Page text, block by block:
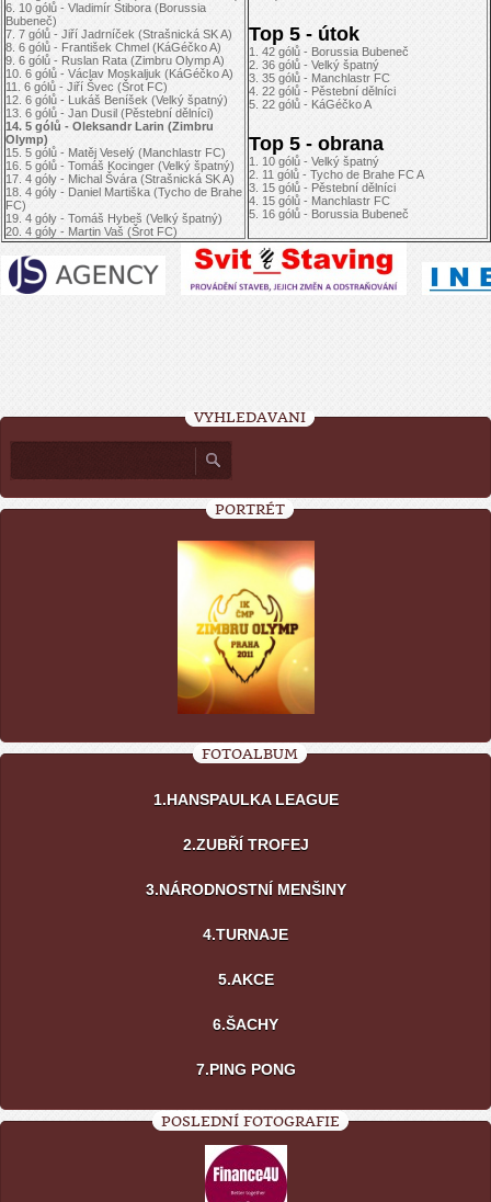
6. 10 gólů - Vladimír Stibora (Borussia
Bubeneč)
7. 7 gólů - Jiří Jadrníček (Strašnická SK A)
8. 6 gólů - František Chmel (KáGéčko A)
9. 6 gólů - Ruslan Rata (Zimbru Olymp A)
10. 6 gólů - Václav Moskaljuk (KáGéčko A)
11. 6 gólů - Jiří Švec (Šrot FC)
12. 6 gólů - Lukáš Beníšek (Velký špatný)
13. 6 gólů - Jan Dusil (Pěstební dělníci)
14. 5 gólů - Oleksandr Larin (Zimbru
Olymp)
15. 5 gólů - Matěj Veselý (Manchlastr FC)
16. 5 gólů - Tomáš Kocinger (Velký špatný)
17. 4 góly - Michal Švára (Strašnická SK A)
18. 4 góly - Daniel Martiška (Tycho de Brahe
FC)
19. 4 góly - Tomáš Hybeš (Velký špatný)
20. 4 góly - Martin Vaš (Šrot FC)
Top 5 - útok
1. 42 gólů - Borussia Bubeneč
2. 36 gólů - Velký špatný
3. 35 gólů - Manchlastr FC
4. 22 gólů - Pěstební dělníci
5. 22 gólů - KáGéčko A
Top 5 - obrana
1. 10 gólů - Velký špatný
2. 11 gólů - Tycho de Brahe FC A
3. 15 gólů - Pěstební dělníci
4. 15 gólů - Manchlastr FC
5. 16 gólů - Borussia Bubeneč
VYHLEDÁVÁNÍ
PORTRÉT
FOTOALBUM
1.HANSPAULKA LEAGUE
2.ZUBŘÍ TROFEJ
3.NÁRODNOSTNÍ MENŠINY
4.TURNAJE
5.AKCE
6.ŠACHY
7.PING PONG
POSLEDNÍ FOTOGRAFIE